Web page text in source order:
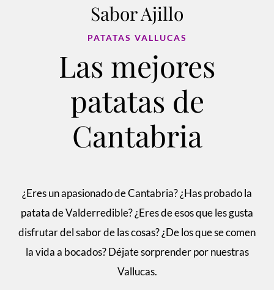
Sabor Ajillo
PATATAS VALLUCAS
Las mejores
patatas de
Cantabria
¿Eres un apasionado de Cantabria? ¿Has probado la
patata deValderredible? ¿Eres de esos que les gusta
disfrutar del sabor de lascosas? ¿De los que se comen
la vida a bocados? Déjate sorprender pornuestras
Vallucas.